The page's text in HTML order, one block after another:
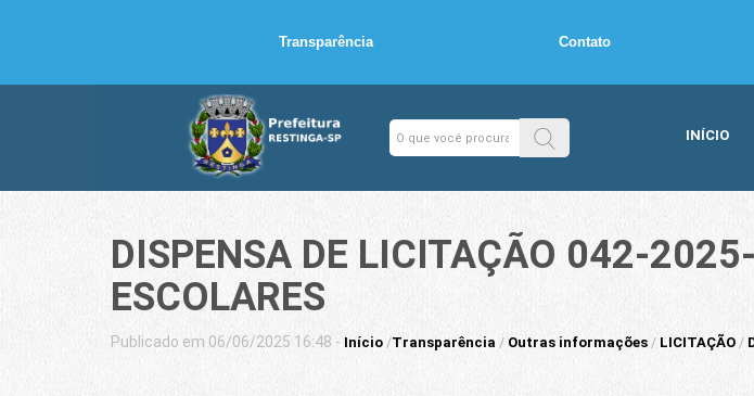
Transparência Contato
INÍCIO
DISPENSA DE LICITAÇÃO 042-
ESCOLARES
Publicado em 06/06/2025 16:48 - Início /Transparência / Outras informações / LICITAÇÃO /